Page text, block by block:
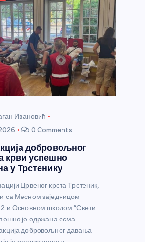
Ивановић
0 Comments
добровољног
крви успешно
у Трстенику
Црвеног крста Трстеник,
са Месном заједницом
2 и Основном школом “Свети
је одржана осма
добровољног давања